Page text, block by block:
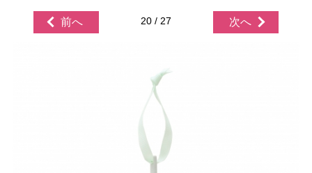
前へ 20 / 27 次へ